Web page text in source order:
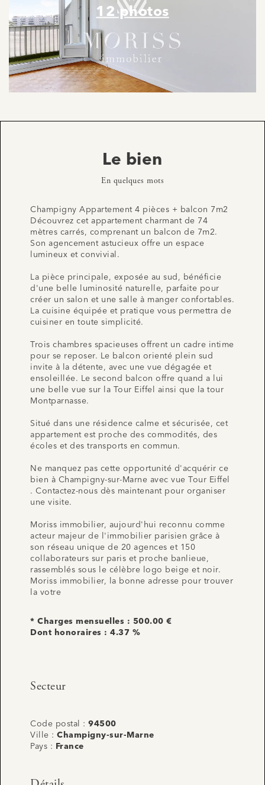
12 photos
Le bien
En quelques mots
Champigny Appartement 4 pièces + balcon 7m2
Découvrez cet appartement charmant de 74
mètres carrés, comprenant un balcon de 7m2.
Son agencement astucieux offre un espace
lumineux et convivial.
La pièce principale, exposée au sud, bénéficie
d'une belle luminosité naturelle, parfaite pour
créer un salon et une salle à manger confortables.
La cuisine équipée et pratique vous permettra de
cuisiner en toute simplicité.
Trois chambres spacieuses offrent un cadre intime
pour se reposer. Le balcon orienté plein sud
invite à la détente, avec une vue dégagée et
ensoleillée. Le second balcon offre quand a lui
une belle vue sur la Tour Eiffel ainsi que la tour
Montparnasse.
Situé dans une résidence calme et sécurisée, cet
appartement est proche des commodités, des
écoles et des transports en commun.
Ne manquez pas cette opportunité d'acquérir ce
bien à Champigny-sur-Marne avec vue Tour Eiffel
. Contactez-nous dès maintenant pour organiser
une visite.
Moriss immobilier, aujourd'hui reconnu comme
acteur majeur de l'immobilier parisien grâce à
son réseau unique de 20 agences et 150
collaborateurs sur paris et proche banlieue,
rassemblés sous le célèbre logo beige et noir.
Moriss immobilier, la bonne adresse pour trouver
la votre
* Charges mensuelles : 500.00 €
Dont honoraires : 4.37 %
Secteur
Code postal : 94500
Ville : Champigny-sur-Marne
Pays :
France